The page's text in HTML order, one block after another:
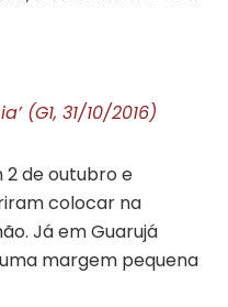
(G1, 31/10/2016)
2 de outubro e
colocar na
Já em Guarujá
margem pequena